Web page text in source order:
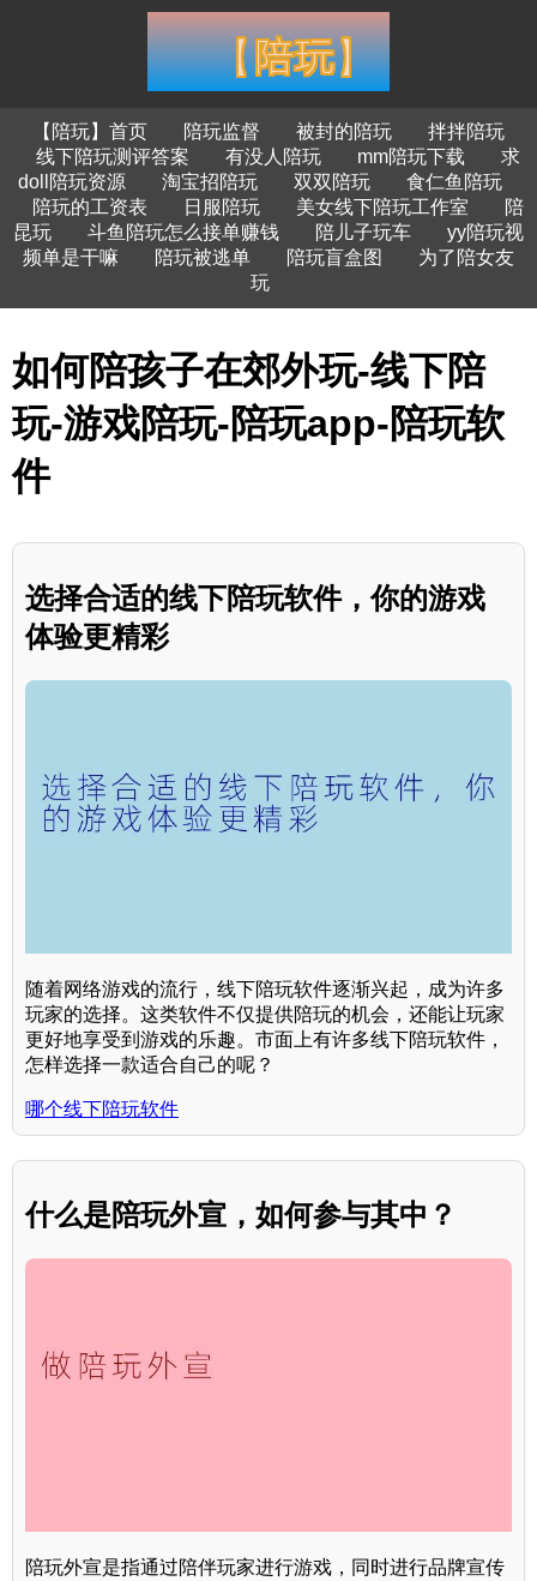
【陪玩】首页 陪玩监督 被封的陪玩
拌拌陪玩
线下陪玩测评答案
有没人陪玩 mm陪玩下载
求
doll陪玩资源
淘宝招陪玩 双双陪玩
食仁鱼陪玩
陪玩的工资表
日服陪玩 美女线下陪玩工作室
陪
昆玩
斗鱼陪玩怎么接单赚钱 陪儿子玩车
yy陪玩视
频单是干嘛
陪玩被逃单 陪玩盲盒图
为了陪女友
玩
如何陪孩子在郊外玩-线下陪
玩-游戏陪玩-陪玩app-陪玩软
件
选择合适的线下陪玩软件，你的游戏
体验更精彩
随着网络游戏的流行，线下陪玩软件逐渐兴起，成为许多
玩家的选择。这类软件不仅提供陪玩的机会，还能让玩家
更好地享受到游戏的乐趣。市面上有许多线下陪玩软件，
怎样选择一款适合自己的呢？
哪个线下陪玩软件
什么是陪玩外宣，如何参与其中？
陪玩外宣是指通过陪伴玩家进行游戏，同时进行品牌宣传